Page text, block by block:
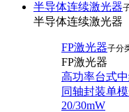
半导体连续激光器
半导体连续激光器
FP激光器子分
FP激光器
高功率台式中
同轴封装单
20/30mW